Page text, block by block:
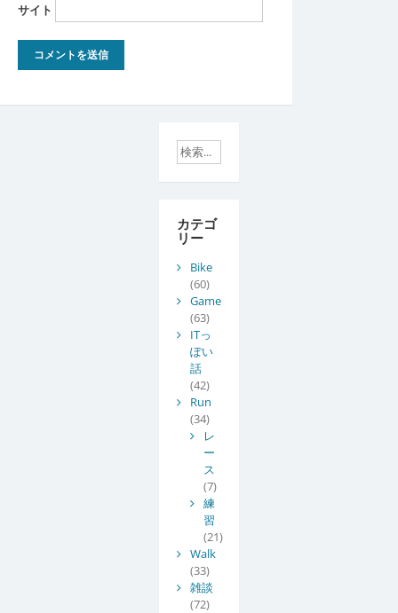
サイト
カテゴ
リー
Bike
(60)
Game
(63)
ITっ
ぽい
話
(42)
Run
(34)
レ
ー
ス
(7)
練
習
(21)
Walk
(33)
雑談
(72)